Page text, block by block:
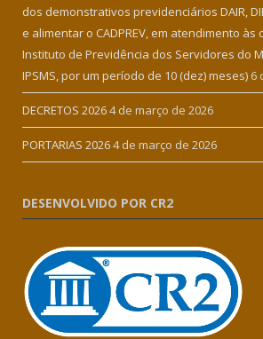
dos demonstrativos previdenciários DAIR,
e alimentar o CADPREV, em atendimento às
Instituto de Previdência dos Servidores do
IPSMS, por um período de 10 (dez) meses) 6
DECRETOS 20264 de março de 2026
PORTARIAS 20264 de março de 2026
DESENVOLVIDO POR CR2